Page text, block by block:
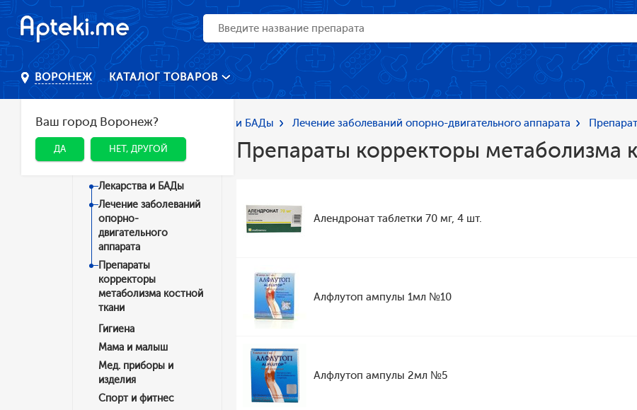
ВОРОНЕЖ
Ваш город Воронеж?
ДА НЕТ, ДРУГОЙ
КАТАЛОГ ТОВАРОВ
Главная Каталог Лекарства и БАДы Лечение заболеваний опорно-двигательного аппарата
Категории
Лекарства и БАДы
Лечение заболеваний
опорно-
двигательного
аппарата
Препараты
корректоры
метаболизма костной
ткани
Гигиена
Мама и малыш
Мед. приборы и
изделия
Спорт и фитнес
Препараты корректоры метаболизма
Алендронат таблетки 70 мг, 4 шт.
Алфлутоп ампулы 1мл №10
Алфлутоп ампулы 2мл №5